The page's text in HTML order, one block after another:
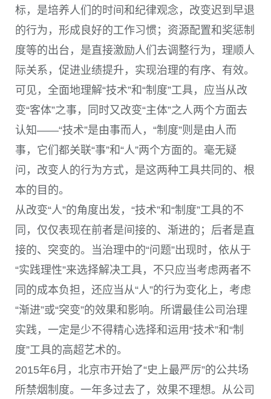
标，是培养人们的时间和纪律观念，改变迟到早退
的行为，形成良好的工作习惯；资源配置和奖惩制
度等的出台，是直接激励人们去调整行为，理顺人
际关系，促进业绩提升，实现治理的有序、有效。
可见，全面地理解“技术”和“制度”工具，应当从改
变“客体”之事，同时又改变“主体”之人两个方面去
认知——“技术”是由事而人，“制度”则是由人而
事，它们都关联“事”和“人”两个方面的。毫无疑
问，改变人的行为方式，是这两种工具共同的、根
本的目的。
从改变“人”的角度出发，“技术”和“制度”工具的不
同，仅仅表现在前者是间接的、渐进的；后者是直
接的、突变的。当治理中的“问题”出现时，依从于
“实践理性”来选择解决工具，不只应当考虑两者不
同的成本负担，还应当从“人”的行为变化上，考虑
“渐进”或“突变”的效果和影响。所谓最佳公司治理
实践，一定是少不得精心选择和运用“技术”和“制
度”工具的高超艺术的。
2015年6月，北京市开始了“史上最严厉”的公共场
所禁烟制度。一年多过去了，效果不理想。从公司